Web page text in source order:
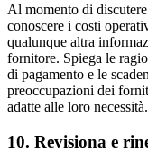
Al momento di
conoscere i costi
qualunque altra
fornitore. Spiega le
di pagamento e le
preoccupazioni dei
adatte alle loro necessità.
10. Revisiona e